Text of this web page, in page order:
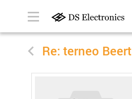
Re: terneo Beert